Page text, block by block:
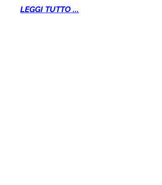
LEGGI TUTTO ...